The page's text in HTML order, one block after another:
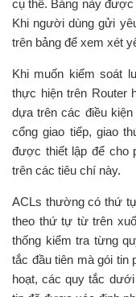
cụ thể. Bảng này được
Khi người dùng gửi
trên bảng để xem xét
Khi muốn kiểm soát
thực hiện trên Router
dựa trên các điều
cổng giao tiếp, giao
được thiết lập để cho
trên các tiêu chí này.
ACLs thường có thứ
theo thứ tự từ trên
thống kiểm tra từng
tắc đầu tiên mà gói
hoạt, các quy tắc